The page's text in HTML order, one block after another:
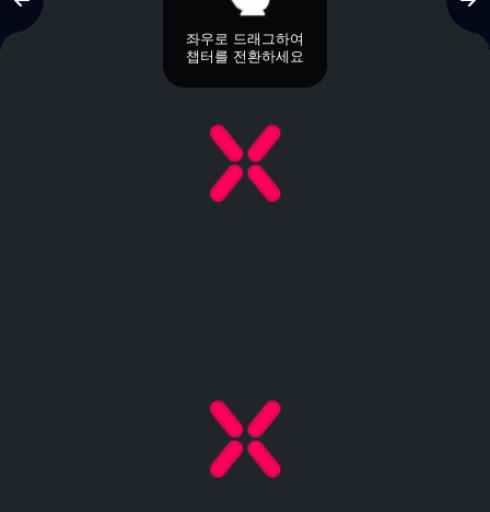
좌우로 드래그하여
챕터를 전환하세요